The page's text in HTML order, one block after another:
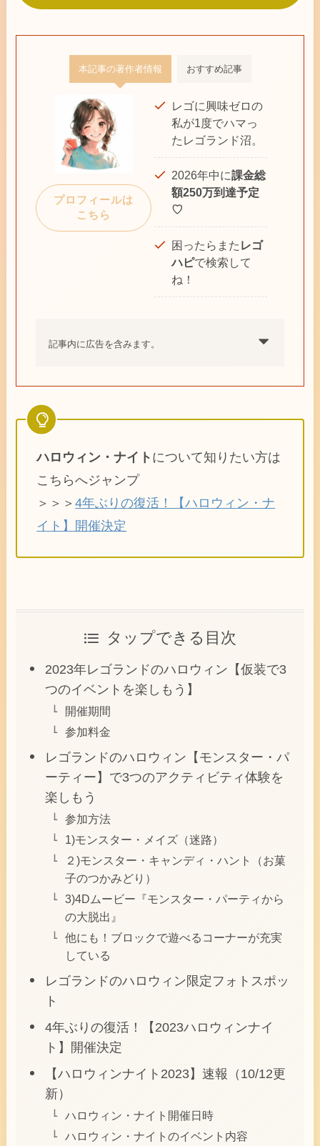
本記事の著作者情報 おすすめ記事
プロフィールは
こちら
レゴに興味ゼロの
私が1度でハマっ
たレゴランド沼。
2026年中に課金総
額250万到達予定
♡
困ったらまた レゴ
ハピで検索して
ね！
記事内に広告を含みます。
ハロウィン・ナイト について知りたい方は
こちらへジャンプ
＞＞＞4年ぶりの復活！【ハロウィン・ナ
イト】開催決定
タップできる目次
2023年レゴランドのハロウィン【仮装で3
つのイベントを楽しもう】
開催期間
参加料金
レゴランドのハロウィン【モンスター・パ
ーティー】で3つのアクティビティ体験を
楽しもう
参加方法
1)モンスター・メイズ（迷路）
２)モンスター・キャンディ・ハント（お菓
子のつかみどり）
3)4Dムービー『モンスター・パーティから
の大脱出』
他にも！ブロックで遊べるコーナーが充実
している
レゴランドのハロウィン限定フォトスポッ
ト
4年ぶりの復活！【2023ハロウィンナイ
ト】開催決定
【ハロウィンナイト2023】速報（10/12更
新）
ハロウィン・ナイト開催日時
ハロウィン・ナイトのイベント内容